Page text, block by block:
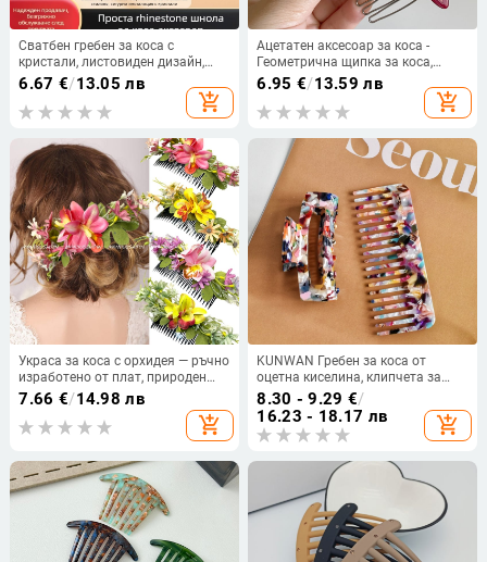
Сватбен гребен за коса с
кристали, листовиден дизайн,
народен стил, скулптурна
обработка, независима опаковка
6.67 €/13.05 лв
add_shopping_cart
Ацетатен аксесоар за коса -
Геометрична щипка за коса,
ръчна изработка, микс
материали
6.95 €/13.59 лв
add_shopping_cart
Украса за коса с орхидея — ръчно
изработено от плат, природен
стил, сватбен аксесоар за булки и
шаферки
7.66 €/14.98 лв
add_shopping_cart
KUNWAN Гребен за коса от
оцетна киселина, клипчета за
коса, прост женски стил,
геометричен дизайн, комплект от
2 броя
8.30 - 9.29 €/
16.23 - 18.17 лв
add_shopping_cart